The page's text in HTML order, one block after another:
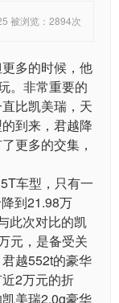
被浏览：2894次
多的时候，他
。非常重要的
比凯美瑞，天
到来，君越降
更多的交集，
车型，只有一
到21.98万
此次对比的凯
元，是备受关
越552t的豪华
2万元的折
美瑞2.0g豪华